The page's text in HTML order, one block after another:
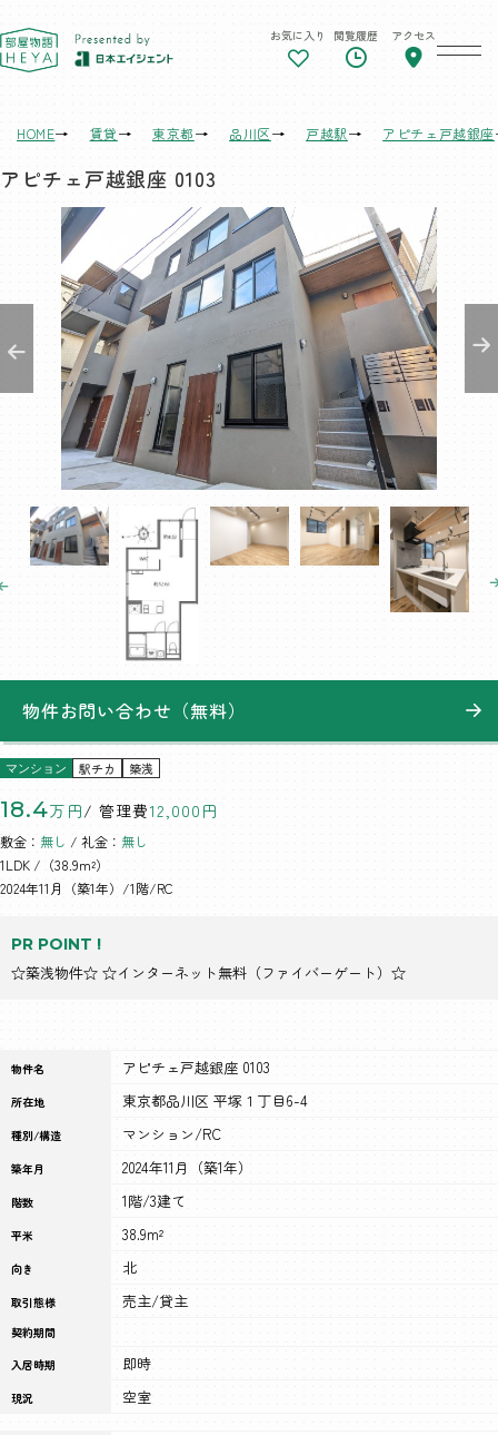
東京 部屋物語 お気に入り 閲覧履歴 アクセス
HOME 賃貸 東京都 品川区 戸越駅 アピチェ戸越銀座
アピチェ戸越銀座 0103
PR POINT !
☆築浅物件☆ ☆インターネット無料（ファイバーゲート）☆
マンション 駅チカ 築浅
18.4万円/ 管理費12,000円
敷金： 無し / 礼金： 無し
1LDK /（38.9m²）
2024年11月（築1年）/1階/RC
物件お問い合わせ（無料）
物件名 アピチェ戸越銀座 0103
所在地 東京都品川区 平塚１丁目6-4
種別/構造 マンション/RC
築年月 2024年11月（築1年）
階数 1階/3建て
平米 38.9m²
向き 北
取引態様 売主/貸主
契約期間
入居時期
即時
現況 空室